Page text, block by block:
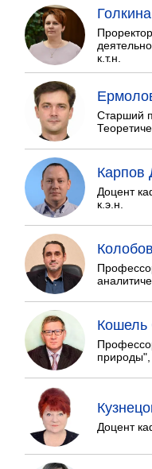
к.т.н.
Старший
Карпов
Доцент
к.э.н.
Кошель
природы",
Доцент